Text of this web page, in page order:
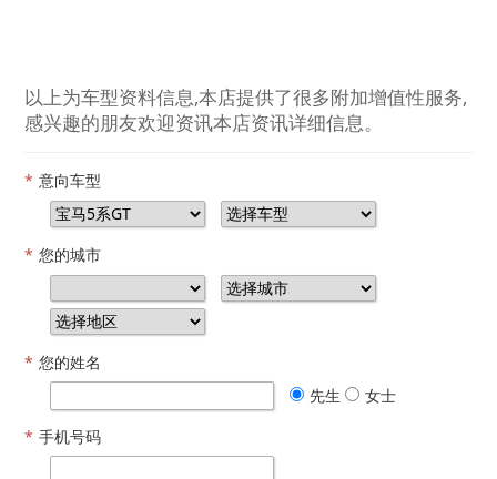
以上为车型资料信息,本店提供了很多附加增值性服务,
感兴趣的朋友欢迎资讯本店资讯详细信息。
* 意向车型
* 您的城市
* 您的姓名
先生
女士
* 手机号码